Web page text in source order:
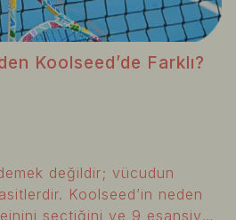
Koolseed’de Farklı?
değildir; vücudun
Koolseed’in neden
seçtiğini ve 9 esansiyel